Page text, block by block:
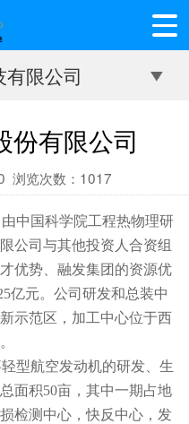
限公司
份有限公司
浏览次数： 1017
中国科学院工程热物理研
公司与其他投资人合资组
优势、融发集团的资源优
亿元。公司研发和总装中
示范区，加工中心位于西
型航空发动机的研发、生
面积50亩，其中一期占地
检测中心，快反中心，发